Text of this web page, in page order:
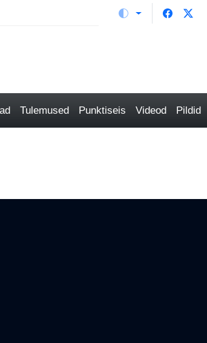
Tulemused Punktiseis Videod Pildid